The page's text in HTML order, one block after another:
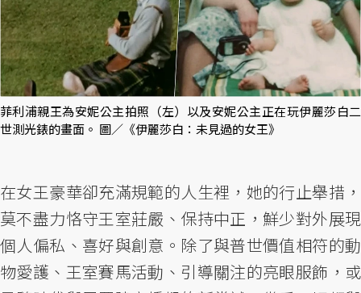
菲利浦親王為安妮公主拍照（左）以及安妮公主正在玩伊麗莎白二
世測光錶的畫面。 圖／《伊麗莎白：未見過的女王》
在女王豪華卻充滿規範的人生裡，她的行止舉措，
莫不盡力恪守王室莊嚴、保持中正，鮮少對外展現
個人偏私、喜好與創意。除了與普世價值相符的動
物愛護、王室賽馬活動、引導關注的亮眼服飾，或